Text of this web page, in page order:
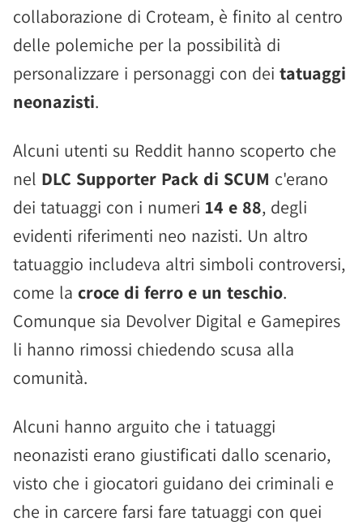
collaborazione di Croteam, è finito al centro
delle polemiche per la possibilità di
personalizzare i personaggi con dei tatuaggi
neonazisti.
Alcuni utenti su Reddit hanno scoperto che
nel DLC Supporter Pack di SCUM c'erano
dei tatuaggi con i numeri 14 e 88, degli
evidenti riferimenti neo nazisti. Un altro
tatuaggio includeva altri simboli controversi,
come la croce di ferro e un teschio.
Comunque sia Devolver Digital e Gamepires
li hanno rimossi chiedendo scusa alla
comunità.
Alcuni hanno arguito che i tatuaggi
neonazisti erano giustificati dallo scenario,
visto che i giocatori guidano dei criminali e
che in carcere farsi fare tatuaggi con quei